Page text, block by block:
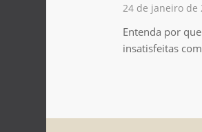
24 de janeiro de
Entenda por
insatisfeitas